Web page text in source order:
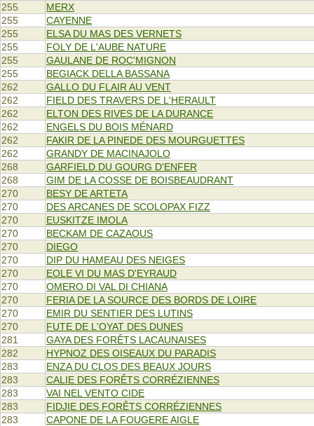
255
MERX
255
CAYENNE
255
ELSA DU MAS DES VERNETS
255
FOLY DE L'AUBE NATURE
255
GAULANE DE ROC'MIGNON
255
BEGIACK DELLA BASSANA
262
GALLO DU FLAIR AU VENT
262
FIELD DES TRAVERS DE L'HERAULT
262
ELTON DES RIVES DE LA DURANCE
262
ENGELS DU BOIS MÉNARD
262
FAKIR DE LA PINEDE DES MOURGUETTES
262
GRANDY DE MACINAJOLO
268
GARFIELD DU GOURG D'ENFER
268
GIM DE LA COSSE DE BOISBEAUDRANT
270
BESY DE ARTETA
270
DES ARCANES DE SCOLOPAX FIZZ
270
EUSKITZE IMOLA
270
BECKAM DE CAZAOUS
270
DIEGO
270
DIP DU HAMEAU DES NEIGES
270
EOLE VI DU MAS D'EYRAUD
270
OMERO DI VAL DI CHIANA
270
FERIA DE LA SOURCE DES BORDS DE LOIRE
270
EMIR DU SENTIER DES LUTINS
270
FUTE DE L'OYAT DES DUNES
281
GAYA DES FORÊTS LACAUNAISES
282
HYPNOZ DES OISEAUX DU PARADIS
283
ENZA DU CLOS DES BEAUX JOURS
283
CALIE DES FORÊTS CORRÉZIENNES
283
VAI NEL VENTO CIDE
283
FIDJIE DES FORÊTS CORRÉZIENNES
283
CAPONE DE LA FOUGERE AIGLE